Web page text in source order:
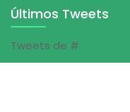
Últimos Tweets
Tweets de #